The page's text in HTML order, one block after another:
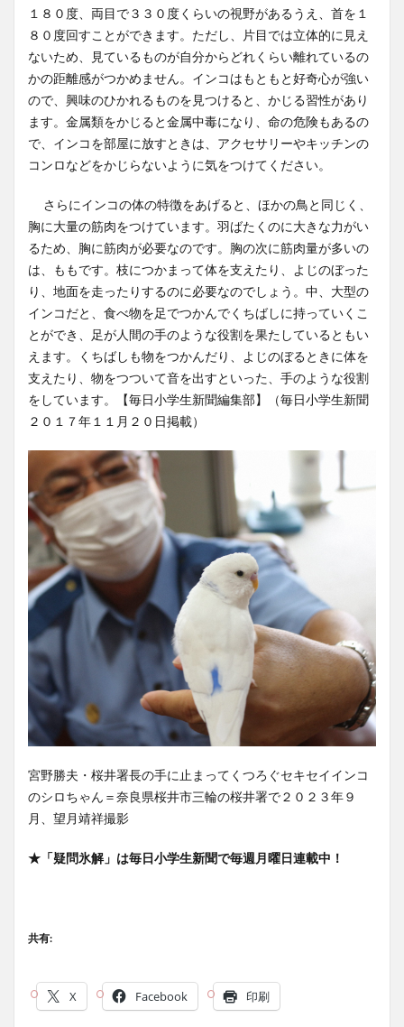
１８０度、両目で３３０度くらいの視野があるうえ、首を１
８０度回すことができます。ただし、片目では立体的に見え
ないため、見ているものが自分からどれくらい離れているの
かの距離感がつかめません。インコはもともと好奇心が強い
ので、興味のひかれるものを見つけると、かじる習性があり
ます。金属類をかじると金属中毒になり、命の危険もあるの
で、インコを部屋に放すときは、アクセサリーやキッチンの
コンロなどをかじらないように気をつけてください。
さらにインコの体の特徴をあげると、ほかの鳥と同じく、
胸に大量の筋肉をつけています。羽ばたくのに大きな力がい
るため、胸に筋肉が必要なのです。胸の次に筋肉量が多いの
は、ももです。枝につかまって体を支えたり、よじのぼった
り、地面を走ったりするのに必要なのでしょう。中、大型の
インコだと、食べ物を足でつかんでくちばしに持っていくこ
とができ、足が人間の手のような役割を果たしているともい
えます。くちばしも物をつかんだり、よじのぼるときに体を
支えたり、物をつついて音を出すといった、手のような役割
をしています。【毎日小学生新聞編集部】（毎日小学生新聞
２０１７年１１月２０日掲載）
宮野勝夫・桜井署長の手に止まってくつろぐセキセイインコ
のシロちゃん＝奈良県桜井市三輪の桜井署で２０２３年９
月、望月靖祥撮影
★「疑問氷解」は毎日小学生新聞で毎週月曜日連載中！
共有:
X Facebook 印刷